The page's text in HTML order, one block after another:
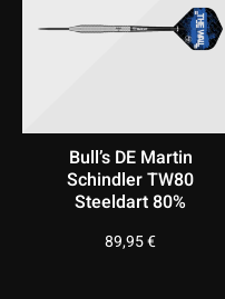
Bull’s DE Martin
Schindler TW80
Steeldart 80%
89,95€